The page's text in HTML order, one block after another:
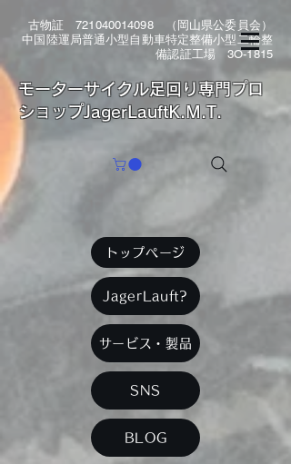
古物証721040014098（岡山県公委員会）
中国陸運局普通小型自動車特定整備小型二輪整
備認証工場 3O-1815
​モーターサイクル足回り専門プロ
ショップJagerLauftK.M.T.
トップページ
JagerLauft?
サービス・製品
SNS
BLOG